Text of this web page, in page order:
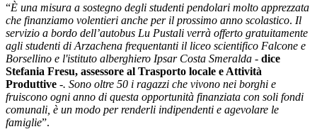
“È una misura a sostegno degli studenti pendolari molto apprezzata
che finanziamo volentieri anche per il prossimo anno scolastico. Il
servizio a bordo dell’autobus Lu Pustali verrà offerto gratuitamente
agli studenti di Arzachena frequentanti il liceo scientifico Falcone e
Borsellino e l'istituto alberghiero Ipsar Costa Smeralda - dice
Stefania Fresu, assessore al Trasporto locale e Attività
Produttive -. Sono oltre 50 i ragazzi che vivono nei borghi e
fruiscono ogni anno di questa opportunità finanziata con soli fondi
comunali, è un modo per renderli indipendenti e agevolare le
famiglie”.